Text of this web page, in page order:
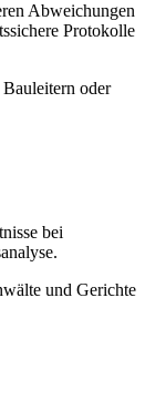
Abweichungen
Protokolle
oder
bei
und Gerichte